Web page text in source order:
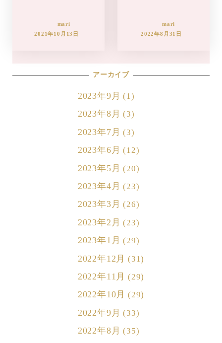
mari
2021年10月13日
mari
2022年8月31日
アーカイブ
2023年9月 (1)
2023年8月 (3)
2023年7月 (3)
2023年6月 (12)
2023年5月 (20)
2023年4月 (23)
2023年3月 (26)
2023年2月 (23)
2023年1月 (29)
2022年12月 (31)
2022年11月 (29)
2022年10月 (29)
2022年9月 (33)
2022年8月 (35)